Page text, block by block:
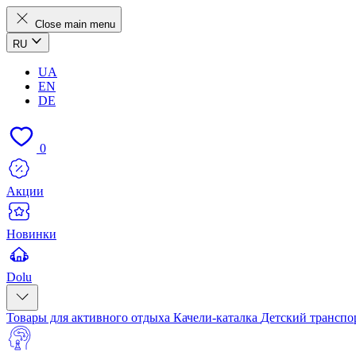
Close main menu
RU
UA
EN
DE
0
Акции
Новинки
Dolu
Товары для активного отдыха Качели-каталка Детский